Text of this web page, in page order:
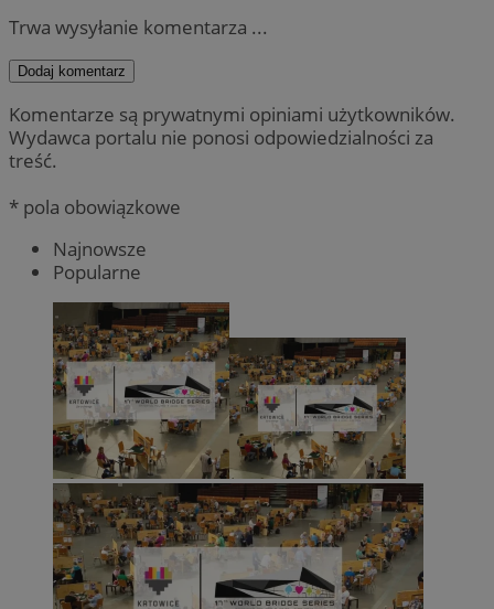
Trwa wysyłanie komentarza ...
Dodaj komentarz
Komentarze są prywatnymi opiniami użytkowników.
Wydawca portalu nie ponosi odpowiedzialności za
treść.
* pola obowiązkowe
Najnowsze
Popularne